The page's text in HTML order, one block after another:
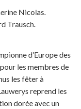
Nicolas.
Trausch.
d’Europe des
les membres de
les fêter à
reprend les
dorée avec un